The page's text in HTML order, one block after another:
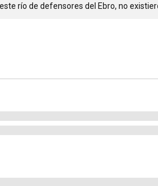
río de defensores del Ebro, no